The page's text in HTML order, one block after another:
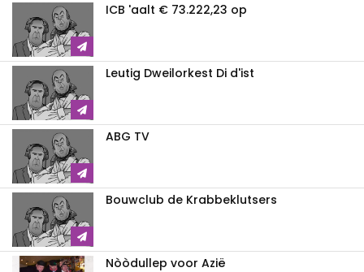
ICB 'aalt € 73.222,23 op
Leutig Dweilorkest Di d'ist
ABG TV
Bouwclub de Krabbeklutsers
Nòòdullep voor Azië